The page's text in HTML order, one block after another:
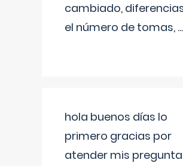
cambiado,
el número de tomas, ...
hola buenos días lo
primero gracias por
atender mis